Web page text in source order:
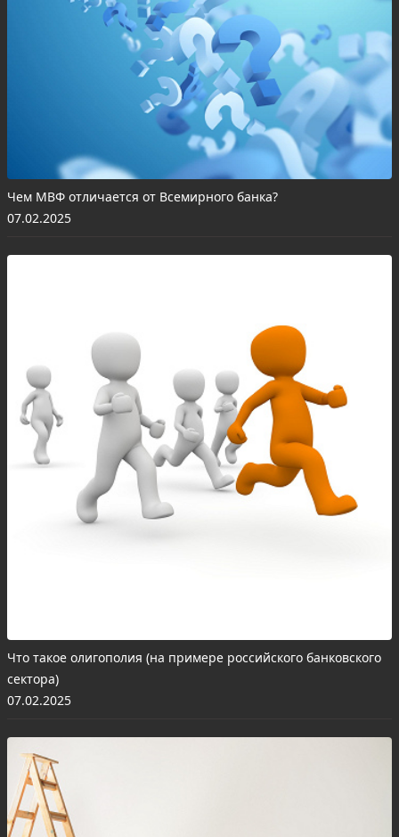
Чем МВФ отличается от Всемирного банка?
07.02.2025
Что такое олигополия (на примере российского банковского
сектора)
07.02.2025